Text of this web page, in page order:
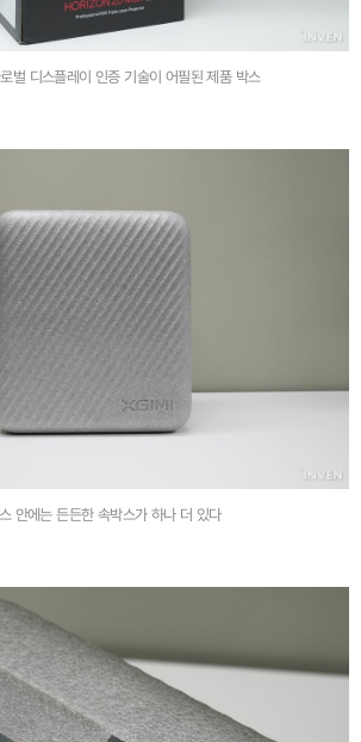
벌 디스플레이 인증 기술이 어필된 제품 박스
안에는 든든한 속박스가 하나 더 있다